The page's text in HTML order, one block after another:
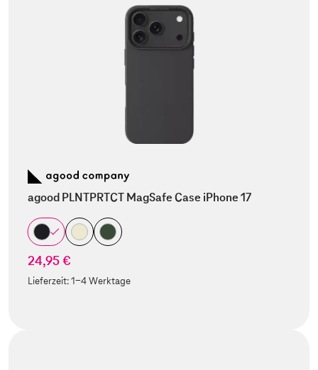
agood PLNTPRTCT MagSafe Case iPhone 17
24,95 €
Lieferzeit:1-4 Werktage